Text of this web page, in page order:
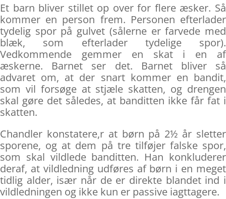
Et barn bliver stillet op over for flere æsker. Så
kommer en person frem. Personen efterlader
tydelig spor på gulvet (sålerne er farvede med
blæk, som efterlader tydelige spor).
Vedkommende gemmer en skat i en af
æskerne. Barnet ser det. Barnet bliver så
advaret om, at der snart kommer en bandit,
som vil forsøge at stjæle skatten, og drengen
skal gøre det således, at banditten ikke får fat i
skatten.
Chandler konstatere,r at børn på 2½ år sletter
sporene, og at dem på tre tilføjer falske spor,
som skal vildlede banditten. Han konkluderer
deraf, at vildledning udføres af børn i en meget
tidlig alder, især når de er direkte blandet ind i
vildledningen og ikke kun er passive iagttagere.